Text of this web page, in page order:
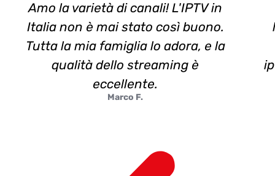
Amo la varietà di canali! L'IPTV in
Italia non è mai stato così buono.
Tutta la mia famiglia lo adora, e la
qualità dello streaming è
eccellente.
Marco F.